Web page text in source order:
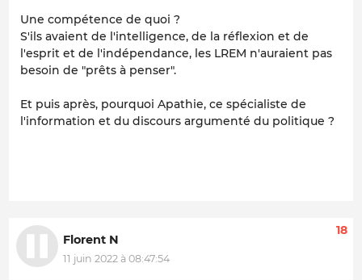
Une compétence de quoi ?
S'ils avaient de l'intelligence, de la réflexion et de
l'esprit et de l'indépendance, les LREM n'auraient pas
besoin de "prêts à penser".
Et puis après, pourquoi Apathie, ce spécialiste de
l'information et du discours argumenté du politique ?
Florent N
11 juin 2022 à 08:47:54
18